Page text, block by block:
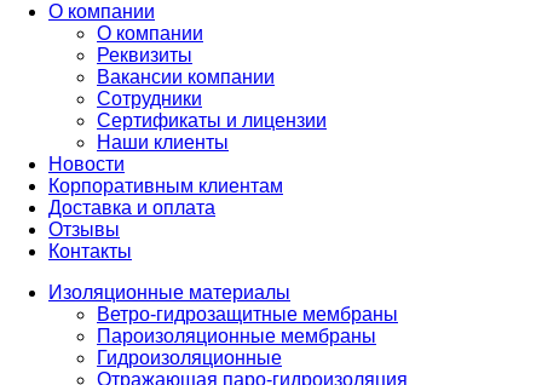
О компании
О компании
Реквизиты
Вакансии компании
Сотрудники
Сертификаты и лицензии
Наши клиенты
Новости
Корпоративным клиентам
Доставка и оплата
Отзывы
Контакты
Изоляционные материалы
Ветро-гидрозащитные мембраны
Пароизоляционные мембраны
Гидроизоляционные
Отражающая паро-гидроизоляция